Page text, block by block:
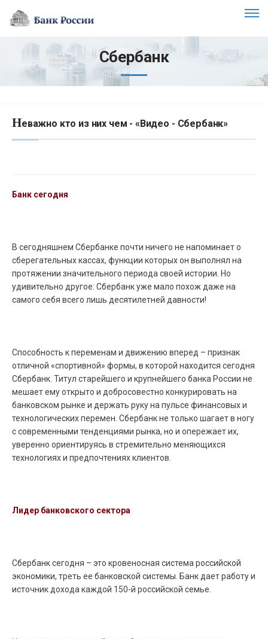
Сбербанк
Неважно кто из них чем - «Видео - Сбербанк»
Банк сегодня
В сегодняшнем Сбербанке почти ничего не напоминает о
сберегательных кассах, функции которых он выполнял на
протяжении значительного периода своей истории. Но
удивительно другое: Сбербанк уже мало похож даже на
самого себя всего лишь десятилетней давности!
Способность к переменам и движению вперед – признак
отличной «спортивной» формы, в которой находится сегодня
Сбербанк. Титул старейшего и крупнейшего банка России не
мешает ему открыто и добросовестно конкурировать на
банковском рынке и держать руку на пульсе финансовых и
технологических перемен. Сбербанк не только шагает в ногу
с современными тенденциями рынка, но и опережает их,
уверенно ориентируясь в стремительно меняющихся
технологиях и предпочтениях клиентов.
Лидер банковского сектора
Сбербанк сегодня – это кровеносная система российской
экономики, треть ее банковской системы. Банк дает работу и
источник дохода каждой 150-й российской семье.